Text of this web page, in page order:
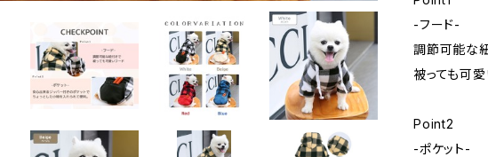
-フード-
調節可能な
被っても可
Point2
-ポケット-